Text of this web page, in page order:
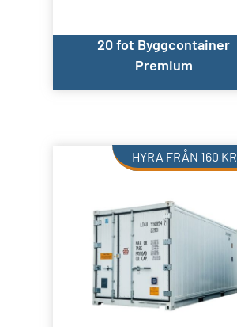
20 fot Byggcontainer
Premium
HYRA FRÅN 160 KR